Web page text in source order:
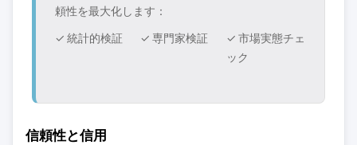
頼性を最大化します：
✓ 統計的検証
✓ 専門家検証
✓ 市場実態チェ
ック
信頼性と信用